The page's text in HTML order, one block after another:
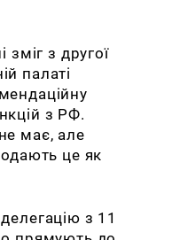
зміг з другої
палаті
з РФ.
має, але
це як
з 11